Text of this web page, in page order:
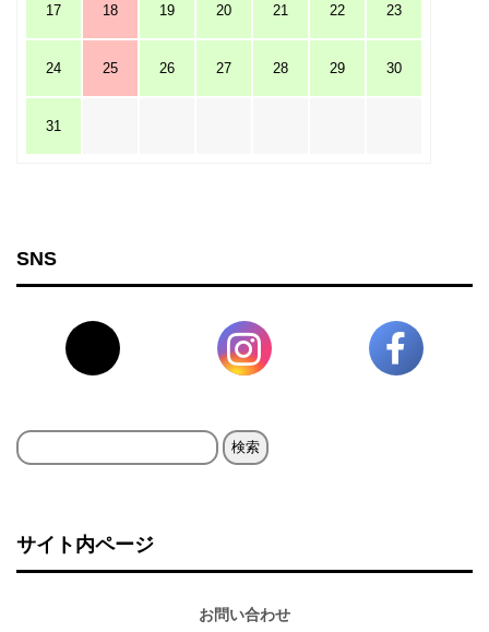
17 18 19 20 21 22 23
24 25 26 27 28 29 30
31
SNS
検
サイト内ページ
お問い合わせ